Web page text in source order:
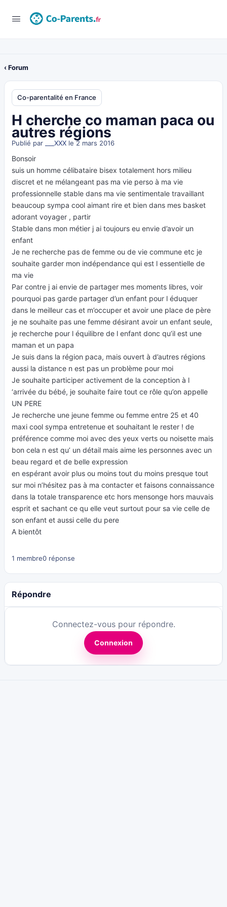
‹ Forum
Co-parentalité en France
H cherche co maman paca ou
autres régions
Publié par ___XXX le 2 mars 2016
Bonsoir
suis un homme célibataire bisex totalement hors milieu
discret et ne mélangeant pas ma vie perso à ma vie
professionnelle stable dans ma vie sentimentale travaillant
beaucoup sympa cool aimant rire et bien dans mes basket
adorant voyager , partir
Stable dans mon métier j ai toujours eu envie d’avoir un
enfant
Je ne recherche pas de femme ou de vie commune etc je
souhaite garder mon indépendance qui est l essentielle de
ma vie
Par contre j ai envie de partager mes moments libres, voir
pourquoi pas garde partager d’un enfant pour l éduquer
dans le meilleur cas et m’occuper et avoir une place de père
je ne souhaite pas une femme désirant avoir un enfant seule,
je recherche pour l équilibre de l enfant donc qu’il est une
maman et un papa
Je suis dans la région paca, mais ouvert à d’autres régions
aussi la distance n est pas un problème pour moi
Je souhaite participer activement de la conception à l
‘arrivée du bébé, je souhaite faire tout ce rôle qu’on appelle
UN PERE
Je recherche une jeune femme ou femme entre 25 et 40
maxi cool sympa entretenue et souhaitant le rester ! de
préférence comme moi avec des yeux verts ou noisette mais
bon cela n est qu’ un détail mais aime les personnes avec un
beau regard et de belle expression
en espérant avoir plus ou moins tout du moins presque tout
sur moi n’hésitez pas à ma contacter et faisons connaissance
dans la totale transparence etc hors mensonge hors mauvais
esprit et sachant ce qu elle veut surtout pour sa vie celle de
son enfant et aussi celle du pere
A bientôt
1 membre0 réponse
Répondre
Connectez-vous pour répondre.
Connexion